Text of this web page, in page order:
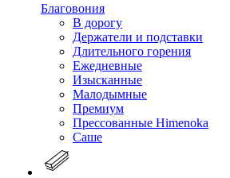
Благовония
В дорогу
Держатели и подставки
Длительного горения
Ежедневные
Изысканные
Малодымные
Премиум
Прессованные Himenoka
Саше